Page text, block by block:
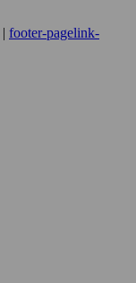
footer-pagelink-